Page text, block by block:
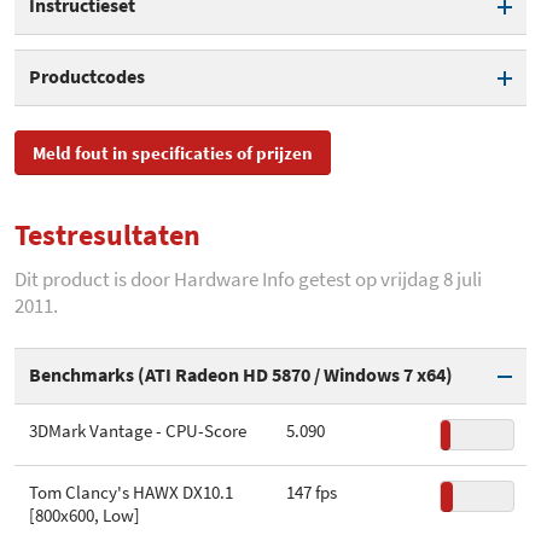
Aantal cores totaal 2 cores
HyperThreading / SMT
Geïntegreerde
Thermal design power 65 W
Productie-procedé 45 nm
Die-grootte 117,5 mm²
Geheugenkanalen 2
Instructieset
SSE
SSE2
SSE3
x86-64
Productcodes
SKU
ADX255OCGQBOX,
ADX2550CGQBOX,
ADX255OCGMBO
EAN
Toegevoegd aan Hardware
Info
maandag 18 januari 2010
Meld fout in specificaties of prijzen
Testresultaten
Dit product is door Hardware Info getest op vrijdag 8 juli
2011.
Benchmarks (ATI Radeon HD 5870 / Windows 7 x64)
3DMark Vantage - CPU-Score 5.090
Tom Clancy's HAWX DX10.1
[800x600, Low]
147 fps